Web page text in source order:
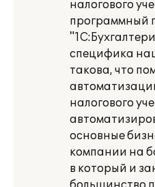
налогового
программный
специфика
такова, что
налогового
основные
компании на
в который и